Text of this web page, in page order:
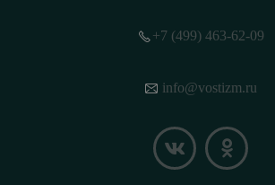
+7 (499) 463-62-09
info@vostizm.ru